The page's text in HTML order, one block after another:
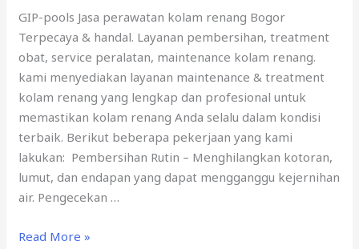
GIP-pools Jasa perawatan kolam renang Bogor
Terpecaya & handal. Layanan pembersihan, treatment
obat, service peralatan, maintenance kolam renang.
kami menyediakan layanan maintenance & treatment
kolam renang yang lengkap dan profesional untuk
memastikan kolam renang Anda selalu dalam kondisi
terbaik. Berikut beberapa pekerjaan yang kami
lakukan: Pembersihan Rutin – Menghilangkan kotoran,
lumut, dan endapan yang dapat mengganggu kejernihan
air. Pengecekan …
Read More »